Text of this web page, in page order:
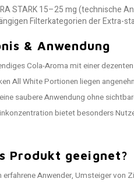
STARK 15–25 mg (technische
Filterkategorien der Extra-
& Anwendung
Cola-Aroma mit einer
All White Portionen liegen
saubere Anwendung ohne
bietet besonders
Produkt geeignet?
Anwender, Umsteiger von